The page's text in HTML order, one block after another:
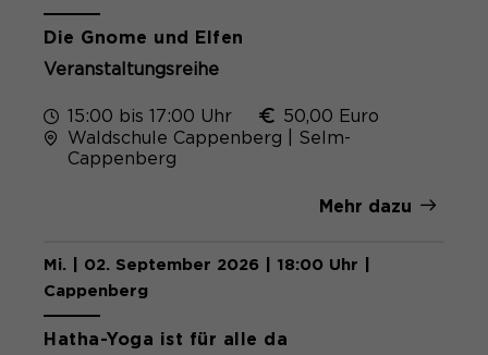
Die Gnome und Elfen
Veranstaltungsreihe
15:00 bis 17:00 Uhr
50,00 Euro
Waldschule Cappenberg | Selm-
Cappenberg
Mehr dazu
Mi. | 02. September 2026 | 18:00 Uhr |
Cappenberg
Hatha-Yoga ist für alle da